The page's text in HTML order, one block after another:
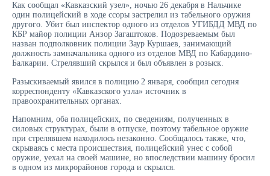
Как сообщал «Кавказский узел», ночью 26 декабря в Нальчике
один полицейский в ходе ссоры застрелил из табельного оружия
другого. Убит был инспектор одного из отделов УГИБДД МВД по
КБР майор полиции Анзор Загаштоков. Подозреваемым был
назван подполковник полиции Заур Куршаев, занимающий
должность замначальника одного из отделов МВД по Кабардино-
Балкарии. Стрелявший скрылся и был объявлен в розыск.
Разыскиваемый явился в полицию 2 января, сообщил сегодня
корреспонденту «Кавказского узла» источник в
правоохранительных органах.
Напомним, оба полицейских, по сведениям, полученных в
силовых структурах, были в отпуске, поэтому табельное оружие
при стрелявшем находилось незаконно. Сообщалось также, что,
скрываясь с места происшествия, полицейский унес с собой
оружие, уехал на своей машине, но впоследствии машину бросил
в одном из микрорайонов города и скрылся.